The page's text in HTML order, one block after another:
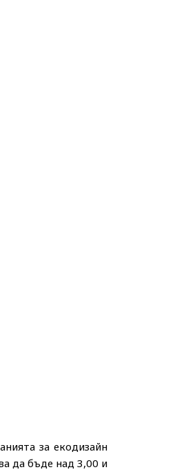
за екодизайн
да бъде над 3,00 и